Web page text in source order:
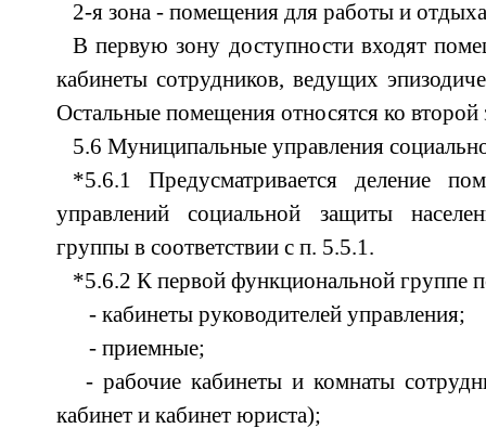
2-я зона - помещения для работы и
В первую зону доступности входят
кабинеты сотрудников, ведущих
Остальные помещения относятся ко второй
5.6 Муниципальные управления
*5.6.1 Предусматривается деление
управлений социальной защиты
группы в соответствии с п. 5.5.1.
*5.6.2 К первой функциональной группе
- кабинеты руководителей управления;
- приемные;
- рабочие кабинеты и комнаты
кабинет и кабинет юриста);